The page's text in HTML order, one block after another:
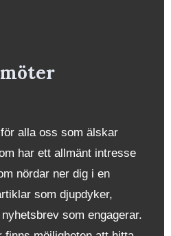
alla oss som älskar
har ett allmänt intresse
nördar ner dig i en
som djupdyker,
som engagerar.